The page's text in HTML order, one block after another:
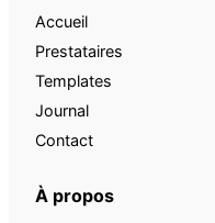
Accueil
Prestataires
Templates
Journal
Contact
À propos